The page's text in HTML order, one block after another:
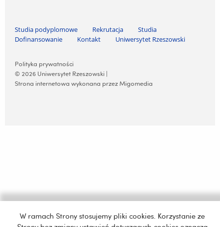
Pomiń nawigację i przejdź do treści
Studia podyplomowe Rekrutacja
Studia
Dofinansowanie
Kontakt Uniwersytet Rzeszowski
Pomiń nawigację i przejdź do treści
Polityka prywatności
© 2026 Uniwersytet Rzeszowski |
Strona internetowa wykonana przez Migomedia
W ramach Strony stosujemy pliki cookies. Korzystanie ze